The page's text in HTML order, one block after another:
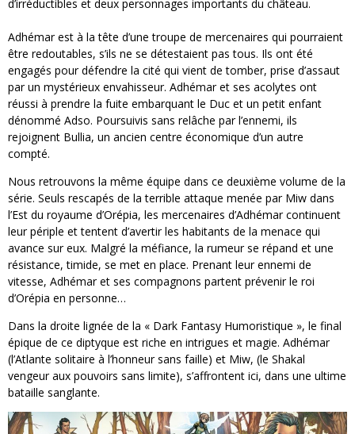
d’irréductibles et deux personnages importants du château.
Adhémar est à la tête d’une troupe de mercenaires qui pourraient
être redoutables, s’ils ne se détestaient pas tous. Ils ont été
engagés pour défendre la cité qui vient de tomber, prise d’assaut
par un mystérieux envahisseur. Adhémar et ses acolytes ont
réussi à prendre la fuite embarquant le Duc et un petit enfant
dénommé Adso. Poursuivis sans relâche par l’ennemi, ils
rejoignent Bullia, un ancien centre économique d’un autre
compté.
Nous retrouvons la même équipe dans ce deuxième volume de la
série. Seuls rescapés de la terrible attaque menée par Miw dans
l’Est du royaume d’Orépia, les mercenaires d’Adhémar continuent
leur périple et tentent d’avertir les habitants de la menace qui
avance sur eux. Malgré la méfiance, la rumeur se répand et une
résistance, timide, se met en place. Prenant leur ennemi de
vitesse, Adhémar et ses compagnons partent prévenir le roi
d’Orépia en personne…
Dans la droite lignée de la « Dark Fantasy Humoristique », le final
épique de ce diptyque est riche en intrigues et magie. Adhémar
(l’Atlante solitaire à l’honneur sans faille) et Miw, (le Shakal
vengeur aux pouvoirs sans limite), s’affrontent ici, dans une ultime
bataille sanglante.